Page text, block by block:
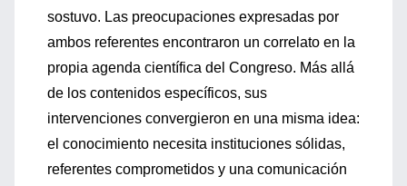
sostuvo. Las preocupaciones expresadas por
ambos referentes encontraron un correlato en la
propia agenda científica del Congreso. Más allá
de los contenidos específicos, sus
intervenciones convergieron en una misma idea:
el conocimiento necesita instituciones sólidas,
referentes comprometidos y una comunicación